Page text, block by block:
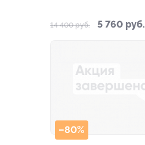
14 400 руб. 5 760 руб.
–80%